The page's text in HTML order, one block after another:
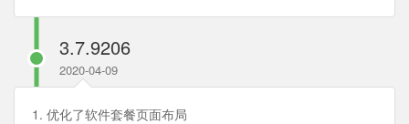
3.7.9206
2020-04-09
1. 优化了软件套餐页面布局